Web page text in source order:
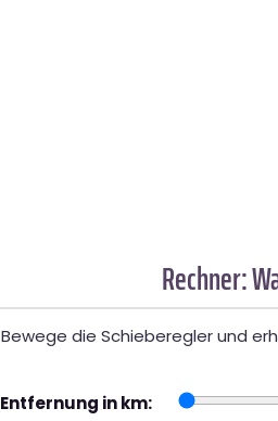
Rechner:
Bewege die Schieberegler und
Entfernung in km: